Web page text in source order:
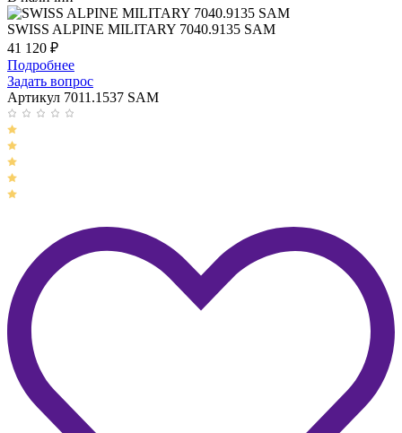
SWISS ALPINE MILITARY 7040.9135 SAM
41 120 ₽
Подробнее
Задать вопрос
Артикул 7011.1537 SAM